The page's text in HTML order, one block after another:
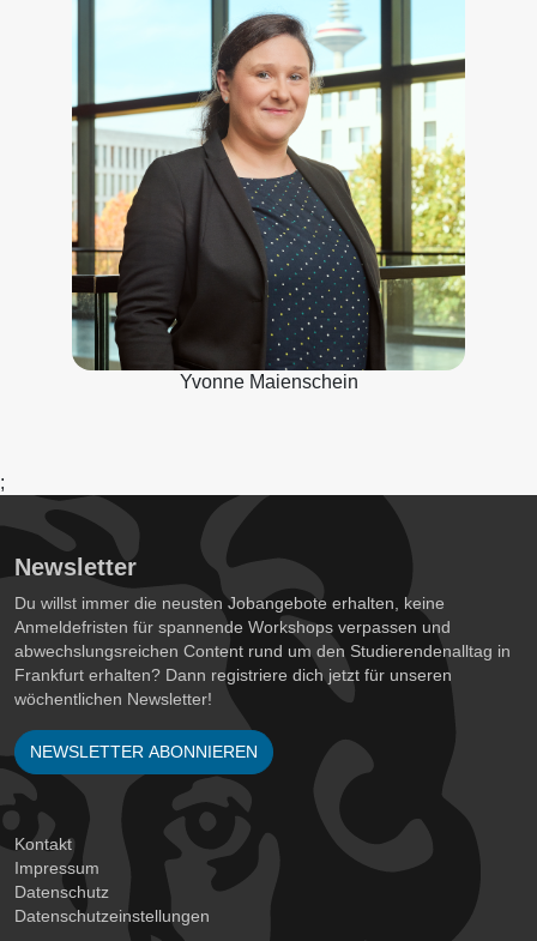
Yvonne Maienschein
;
Newsletter
Du willst immer die neusten Jobangebote erhalten, keine
Anmeldefristen für spannende Workshops verpassen und
abwechslungsreichen Content rund um den Studierendenalltag in
Frankfurt erhalten? Dann registriere dich jetzt für unseren
wöchentlichen Newsletter!
NEWSLETTER ABONNIEREN
Kontakt
Impressum
Datenschutz
Datenschutzeinstellungen